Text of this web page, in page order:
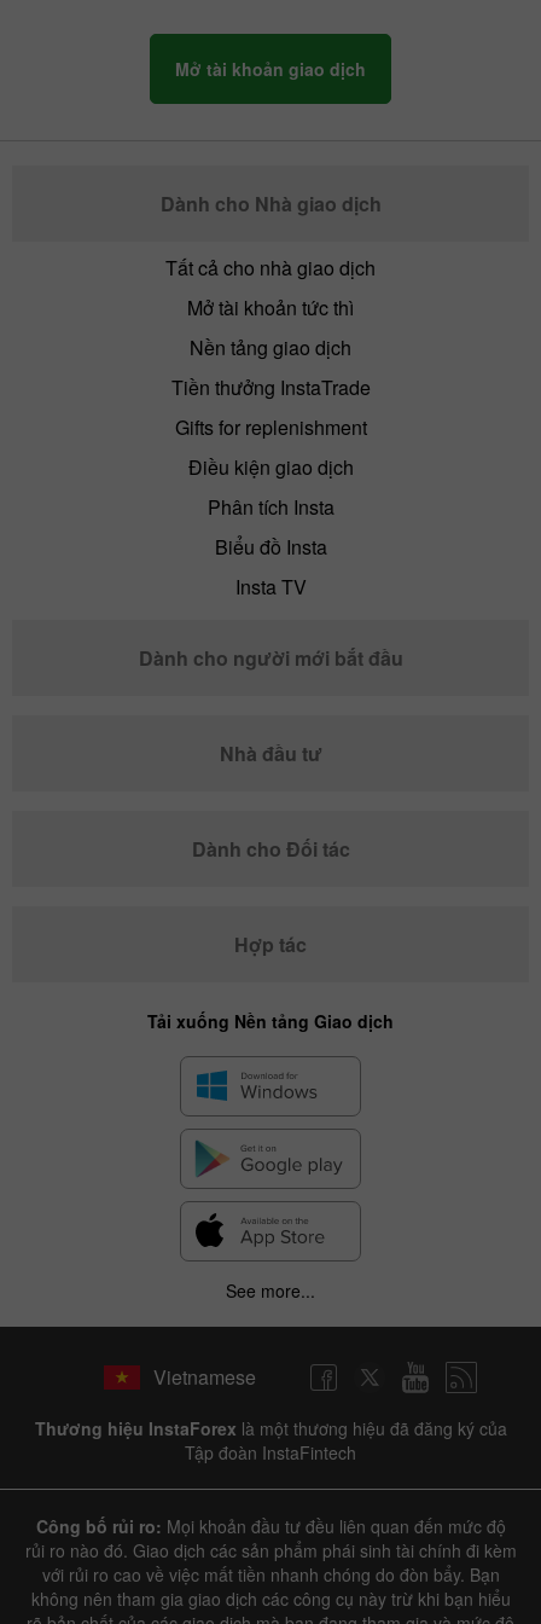
Mở tài khoản giao dịch
Dành cho Nhà giao dịch
Tất cả cho nhà giao dịch
Mở tài khoản tức thì
Nền tảng giao dịch
Tiền thưởng InstaTrade
Gifts for replenishment
Điều kiện giao dịch
Phân tích Insta
Biểu đồ Insta
Insta TV
Dành cho người mới bắt đầu
Nhà đầu tư
Dành cho Đối tác
Hợp tác
Tải xuống Nền tảng Giao dịch
See more...
Vietnamese
Thương hiệu InstaForex là một thương hiệu đã đăng ký của
Tập đoàn InstaFintech
Công bố rủi ro: Mọi khoản đầu tư đều liên quan đến mức độ
rủi ro nào đó. Giao dịch các sản phẩm phái sinh tài chính đi kèm
với rủi ro cao về việc mất tiền nhanh chóng do đòn bẩy. Bạn
không nên tham gia giao dịch các công cụ này trừ khi bạn hiểu